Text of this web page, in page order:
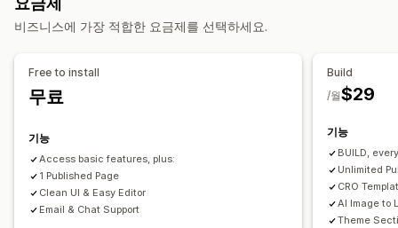
바이오 링크 페이지
사용자 지정 페이지
페이지 관리
편집기 도구
페이지 저장
글로벌 스타일
현지화
AI 생성 SEO 모바일 반응형
분석 정보 및 팁
분석
A/B 테스트 활동 로그
고정 카트
끌어서 놓기 편집기
여러 언어
추천 제품
A/B 테스트
비즈니스에 가장 적합한 요금제를 선택하세요.
Free to install
무료
기능
Access basic features, plus:
1 Published Page
Clean UI & Easy Editor
Email & Chat Support
Build
$29
/월
기능
BUILD,
Unlimited
CRO
AI Image to
Theme